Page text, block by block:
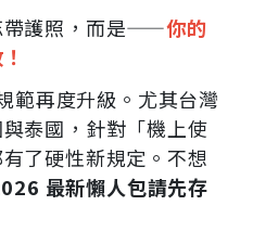
帶護照，而是——你的
範再度升級。尤其台灣
泰國，針對「機上使
了硬性新規定。不想
最新懶人包請先存